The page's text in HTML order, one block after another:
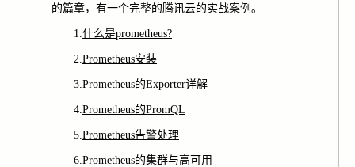
的篇章，有一个完整的腾讯云的实战案例。
1.什么是prometheus?
2.Prometheus安装
3.Prometheus的Exporter详解
4.Prometheus的PromQL
5.Prometheus告警处理
6.Prometheus的集群与高可用